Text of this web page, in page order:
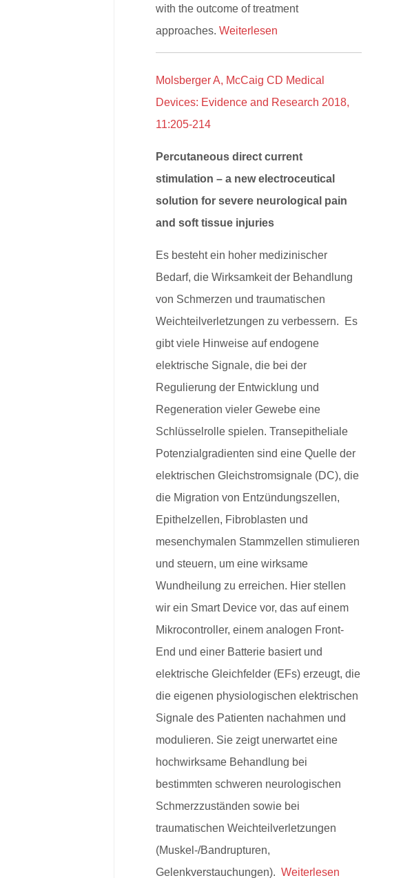
with the outcome of treatment
approaches. Weiterlesen
Molsberger A, McCaig CD Medical
Devices: Evidence and Research 2018,
11:205-214
Percutaneous direct current
stimulation – a new electroceutical
solution for severe neurological pain
and soft tissue injuries
Es besteht ein hoher medizinischer
Bedarf, die Wirksamkeit der Behandlung
von Schmerzen und traumatischen
Weichteilverletzungen zu verbessern. Es
gibt viele Hinweise auf endogene
elektrische Signale, die bei der
Regulierung der Entwicklung und
Regeneration vieler Gewebe eine
Schlüsselrolle spielen. Transepitheliale
Potenzialgradienten sind eine Quelle der
elektrischen Gleichstromsignale (DC), die
die Migration von Entzündungszellen,
Epithelzellen, Fibroblasten und
mesenchymalen Stammzellen stimulieren
und steuern, um eine wirksame
Wundheilung zu erreichen. Hier stellen
wir ein Smart Device vor, das auf einem
Mikrocontroller, einem analogen Front-
End und einer Batterie basiert und
elektrische Gleichfelder (EFs) erzeugt, die
die eigenen physiologischen elektrischen
Signale des Patienten nachahmen und
modulieren. Sie zeigt unerwartet eine
hochwirksame Behandlung bei
bestimmten schweren neurologischen
Schmerzzuständen sowie bei
traumatischen Weichteilverletzungen
(Muskel-/Bandrupturen,
Gelenkverstauchungen). Weiterlesen